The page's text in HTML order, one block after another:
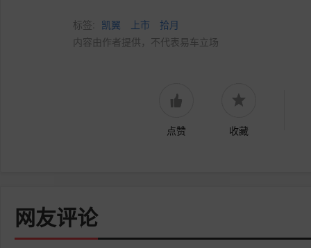
标签: 凯翼 上市
拾月
内容由作者提供，不代表易车立场
点赞 收藏
网友评论